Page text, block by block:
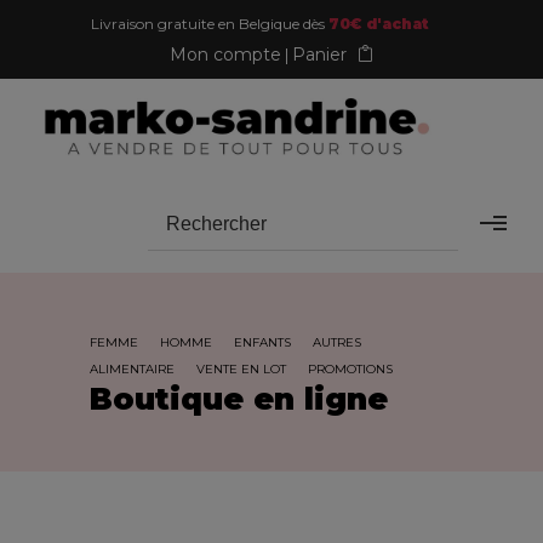
Livraison gratuite en Belgique dès 70€ d'achat
Mon compte Panier
FEMME HOMME ENFANTS
AUTRES
ALIMENTAIRE
VENTE EN LOT PROMOTIONS
Boutique en ligne